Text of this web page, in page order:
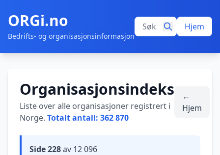
ORGi.no
Bedrifts- og organisasjonsinformasjon
Hjem
Organisasjonsindeks
Liste over alle organisasjoner registrert i
Norge. Totalt antall: 362 870
←
Hjem
Side 228av 12 096